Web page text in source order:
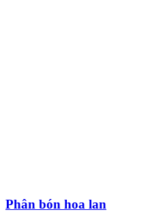
Phân bón hoa lan